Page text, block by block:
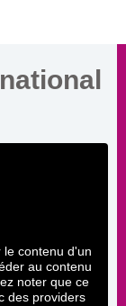
le contenu d'un
au contenu
noter que ce
des providers